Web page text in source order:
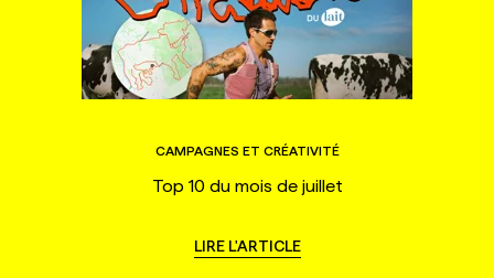
CAMPAGNES ET CRÉATIVITÉ
Top 10 du mois de juillet
LIRE L'ARTICLE